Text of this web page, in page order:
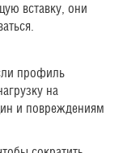
вставку, они
профиль
на
и повреждениям